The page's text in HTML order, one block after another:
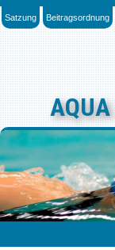
Skip
to
Satzung Beitragsordnung